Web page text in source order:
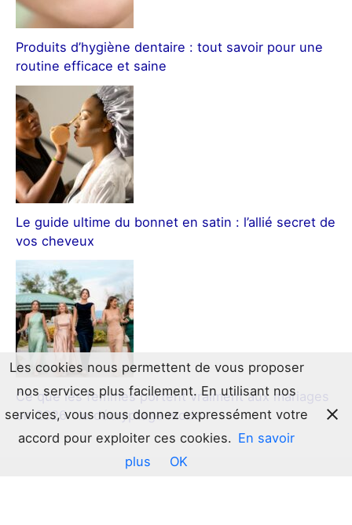
Produits d’hygiène dentaire : tout savoir pour une
routine efficace et saine
Le guide ultime du bonnet en satin : l’allié secret de
vos cheveux
Ce que les femmes portent vraiment aux mariages
en 2026 : le décryptage mode
Les cookies nous permettent de vous proposer
nos services plus facilement. En utilisant nos
services, vous nous donnez expressément votre
accord pour exploiter ces cookies. En savoir
plus
OK